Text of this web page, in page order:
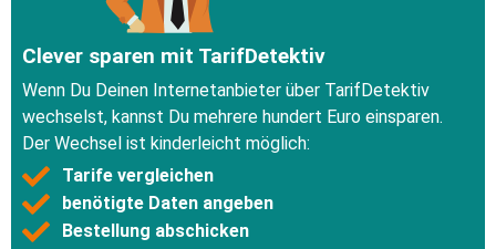
Clever sparen mit TarifDetektiv
Wenn Du Deinen Internetanbieter über TarifDetektiv
wechselst, kannst Du mehrere hundert Euro einsparen.
Der Wechsel ist kinderleicht möglich:
Tarife vergleichen
benötigte Daten angeben
Bestellung abschicken